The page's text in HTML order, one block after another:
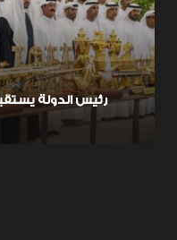
رئيس الدولة يستقبل فريق هجن الرئاسة